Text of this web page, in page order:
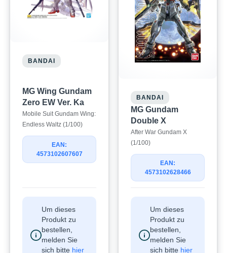
BANDAI
MG Wing Gundam
Zero EW Ver. Ka
Mobile Suit Gundam Wing:
Endless Waltz (1/100)
EAN:
4573102607607
Um dieses
Produkt zu
bestellen,
melden Sie
sich bitte hier
BANDAI
MG Gundam
Double X
After War Gundam X
(1/100)
EAN:
4573102628466
Um dieses
Produkt zu
bestellen,
melden Sie
sich bitte hier